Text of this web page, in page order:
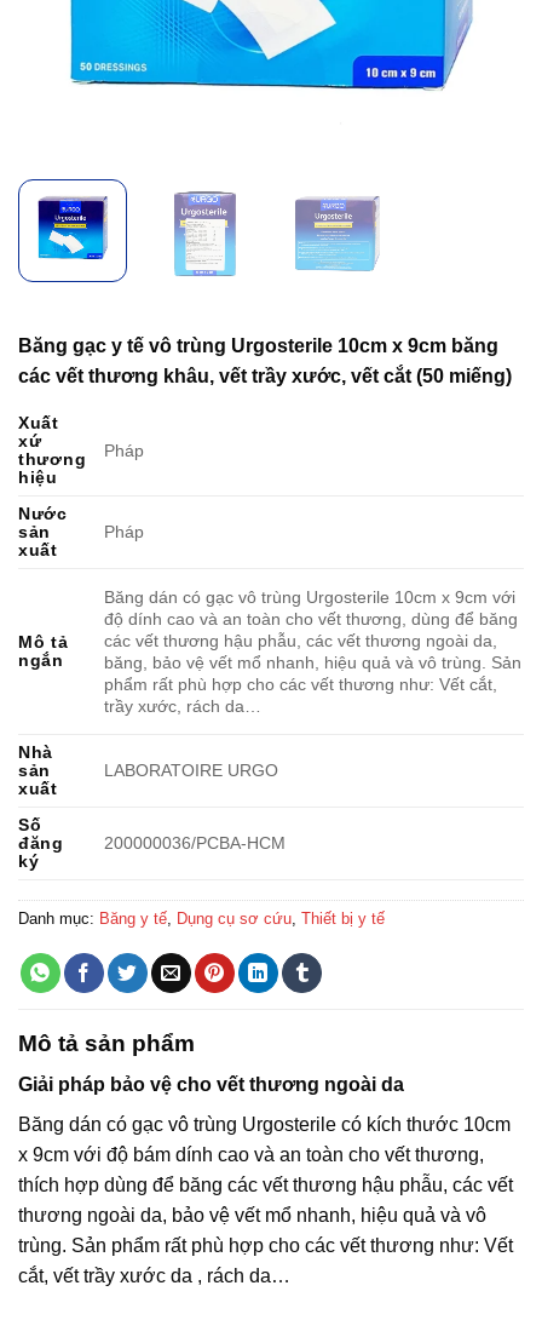
Băng gạc y tế vô trùng Urgosterile 10cm x 9cm băng
các vết thương khâu, vết trầy xước, vết cắt (50 miếng)
Xuất
xứ
thương
hiệu
Pháp
Nước
sản
xuất
Pháp
Mô tả
ngắn
Băng dán có gạc vô trùng Urgosterile 10cm x 9cm với
độ dính cao và an toàn cho vết thương, dùng để băng
các vết thương hậu phẫu, các vết thương ngoài da,
băng, bảo vệ vết mổ nhanh, hiệu quả và vô trùng. Sản
phẩm rất phù hợp cho các vết thương như: Vết cắt,
trầy xước, rách da…
Nhà
sản
xuất
LABORATOIRE URGO
Số
đăng
ký
200000036/PCBA-HCM
Danh mục: Băng y tế Dụng cụ sơ cứu Thiết bị y tế
Mô tả sản phẩm
Giải pháp bảo vệ cho vết thương ngoài da
Băng dán có gạc vô trùng Urgosterile có kích thước 10cm
x 9cm với độ bám dính cao và an toàn cho vết thương,
thích hợp dùng để băng các vết thương hậu phẫu, các vết
thương ngoài da, bảo vệ vết mổ nhanh, hiệu quả và vô
trùng. Sản phẩm rất phù hợp cho các vết thương như: Vết
cắt, vết trầy xước da , rách da…